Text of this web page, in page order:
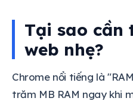
Tại sao cần
web nhẹ?
Chrome nổi tiếng là
trăm MB RAM ngay khi